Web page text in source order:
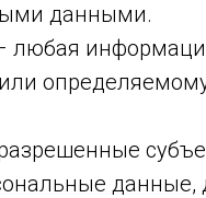
данными.
любая
данные,